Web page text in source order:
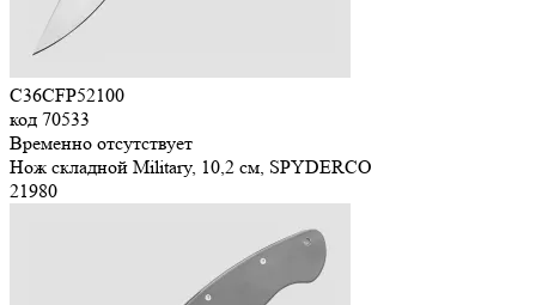
C36CFP52100
код 70533
Временно отсутствует
Нож складной Military, 10,2 см, SPYDERCO
21980